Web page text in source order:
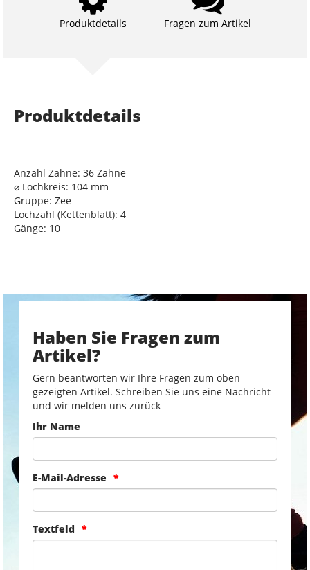
Produktdetails Fragen zum Artikel
Produktdetails
Anzahl Zähne: 36 Zähne
⌀ Lochkreis: 104 mm
Gruppe: Zee
Lochzahl (Kettenblatt): 4
Gänge: 10
Haben Sie Fragen zum
Artikel?
Gern beantworten wir Ihre Fragen zum oben
gezeigten Artikel. Schreiben Sie uns eine Nachricht
und wir melden uns zurück
Ihr Name
E-Mail-Adresse
Textfeld